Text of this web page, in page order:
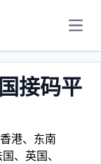
接码平
港、东南
、英国、